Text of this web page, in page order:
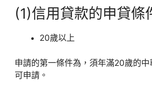
(1)信用貸款的申貸條
20歲以上
申請的第一條件為，須年滿20歲的中
可申請。